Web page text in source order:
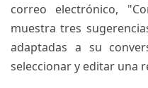
correo electrónico,
muestra tres
adaptadas a su
seleccionar y editar una